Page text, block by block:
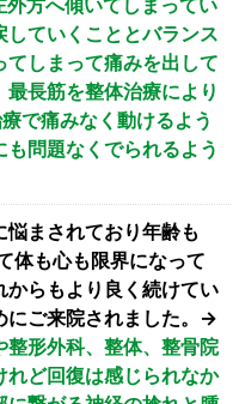
外方へ傾いてしまってい
ていくこととバランス
しまって痛みを出して
長筋を整体治療により
で痛みなく動けるよう
問題なくでられるよう
まされており年齢も
体も心も限界になって
からもより良く続けてい
にご来院されました。→
形外科、整体、整骨院
ど回復は感じられなか